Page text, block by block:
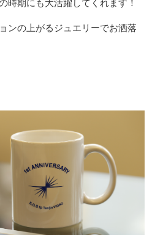
時期にも大活躍してくれます！
ンの上がるジュエリーでお洒落